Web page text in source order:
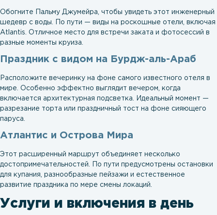
Обогните Пальму Джумейра, чтобы увидеть этот инженерный
шедевр с воды. По пути — виды на роскошные отели, включая
Atlantis. Отличное место для встречи заката и фотосессий в
разные моменты круиза.
Праздник с видом на Бурдж-аль-Араб
Расположите вечеринку на фоне самого известного отеля в
мире. Особенно эффектно выглядит вечером, когда
включается архитектурная подсветка. Идеальный момент —
разрезание торта или праздничный тост на фоне сияющего
паруса.
Атлантис и Острова Мира
Этот расширенный маршрут объединяет несколько
достопримечательностей. По пути предусмотрены остановки
для купания, разнообразные пейзажи и естественное
развитие праздника по мере смены локаций.
Услуги и включения в день